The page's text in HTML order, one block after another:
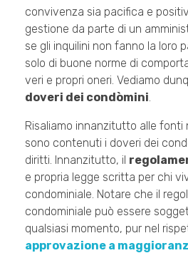
convivenza sia pacifica e
gestione da parte di un
se gli inquilini non fanno la loro
solo di buone norme di
veri e propri oneri. Vediamo
doveri dei condòmini
Risaliamo innanzitutto alle fonti
sono contenuti i doveri dei
diritti. Innanzitutto, il
e propria legge scritta per chi
condominiale. Notare che il
condominiale può essere
qualsiasi momento, pur nel
approvazione a